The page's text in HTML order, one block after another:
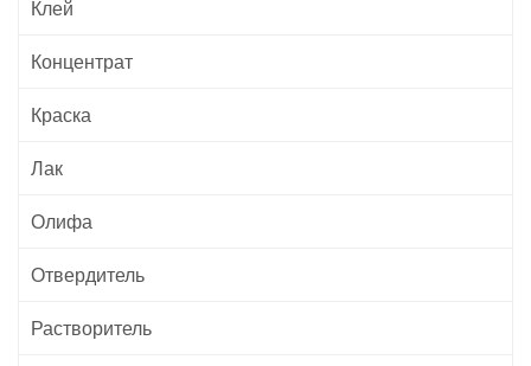
Клей
Концентрат
Краска
Лак
Олифа
Отвердитель
Растворитель